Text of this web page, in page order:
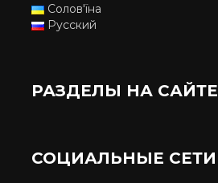
Солов'їна
Русский
РАЗДЕЛЫ НА САЙТЕ
СОЦИАЛЬНЫЕ СЕТИ